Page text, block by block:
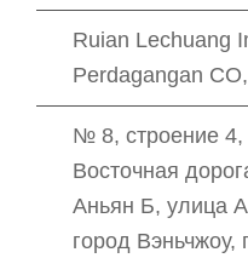
Ruian Lechuang
Perdagangan
№ 8, строение 4,
Восточная
Аньян Б, улица
город Вэньчжоу,